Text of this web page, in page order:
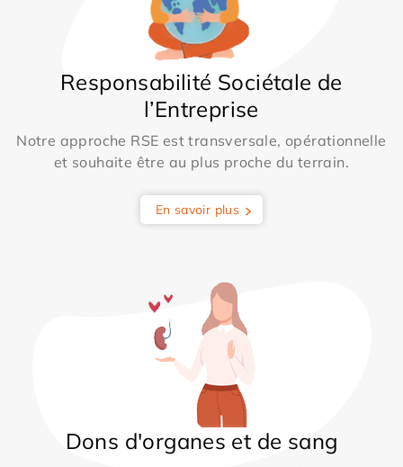
Responsabilité Sociétale de
l’Entreprise
Notre approche RSE est transversale, opérationnelle
et souhaite être au plus proche du terrain.
En savoir plus
Dons d'organes et de sang